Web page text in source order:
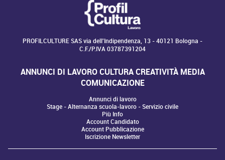
PROFILCULTURE SAS via dell'Indipendenza, 13 - 40121 Bologna -
C.F./P.IVA 03787391204
ANNUNCI DI LAVORO CULTURA CREATIVITÀ MEDIA
COMUNICAZIONE
Annunci di lavoro
Stage - Alternanza scuola-lavoro - Servizio civile
Più Info
Account Candidato
Account Pubblicazione
Iscrizione Newsletter